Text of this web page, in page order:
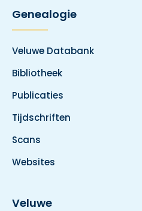
Genealogie
Veluwe Databank
Bibliotheek
Publicaties
Tijdschriften
Scans
Websites
Veluwe